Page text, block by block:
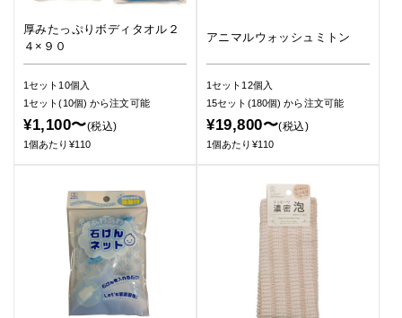
厚みたっぷりボディタオル２
４×９０
1セット10個入
1セット(10個)から注文可能
¥1,100〜(税込)
1個あたり¥110
アニマルウォッシュミトン
1セット12個入
15セット(180個)から注文可能
¥19,800〜(税込)
1個あたり¥110